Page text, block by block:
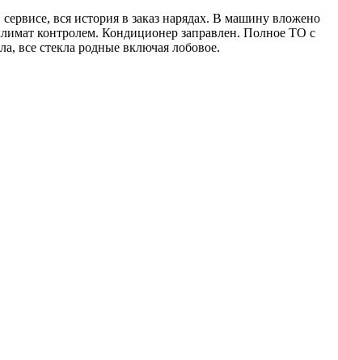
вся история в заказ нарядах. В машину вложено
контролем. Кондиционер заправлен. Полное ТО с
все стекла родные включая лобовое.